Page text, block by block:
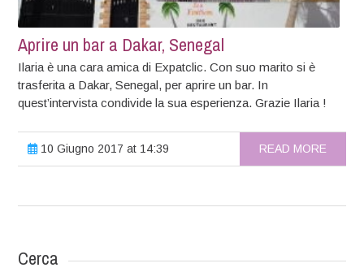
Aprire un bar a Dakar, Senegal
Ilaria è una cara amica di Expatclic. Con suo marito si è
trasferita a Dakar, Senegal, per aprire un bar. In
quest’intervista condivide la sua esperienza. Grazie Ilaria !
10 Giugno 2017 at 14:39 READ MORE
Cerca